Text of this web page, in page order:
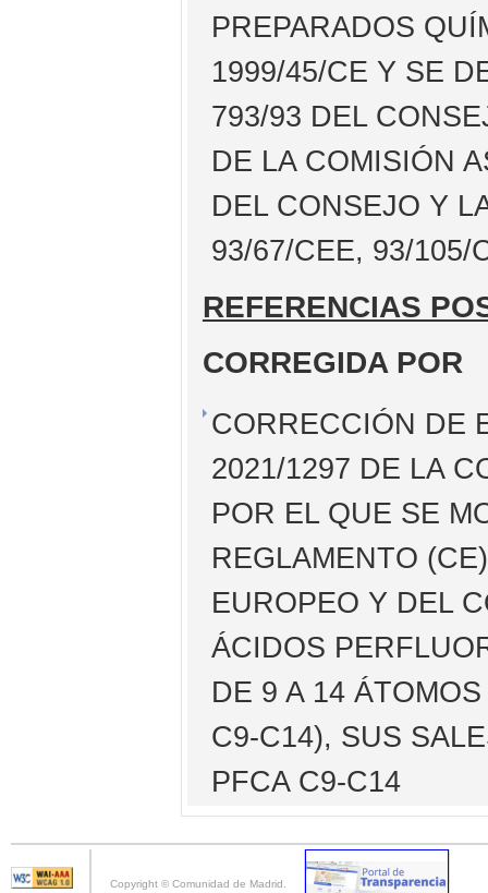
PREPARADOS
1999/45/CE Y SE
793/93 DEL
DE LA COMISIÓN
DEL CONSEJO Y
93/67/CEE, 93/105/
REFERENCIAS
CORREGIDA POR
CORRECCIÓN DE
2021/1297 DE LA
POR EL QUE SE
REGLAMENTO
EUROPEO Y DEL
ÁCIDOS
DE 9 A 14
C9-C14), SUS
PFCA C9-C14
Copyright © Comunidad de Madrid.